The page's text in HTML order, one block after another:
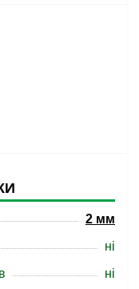
2 мм
ні
ні